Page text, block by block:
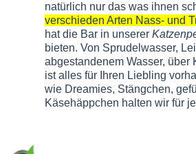
natürlich nur das was ihnen
verschieden Arten Nass- und
hat die Bar in unserer
bieten. Von Sprudelwasser,
abgestandenem Wasser,
ist alles für Ihren Liebling
wie Dreamies, Stängchen,
Käsehäppchen halten wir für